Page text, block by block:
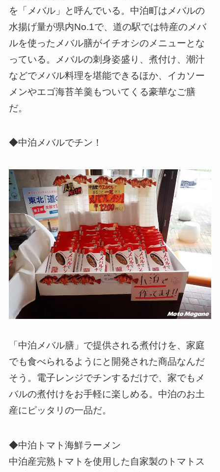
を「メバル」と呼んでいる。中泊町はメバルの
水揚げ量が県内No.1で、道の駅では特産のメバ
ルを使ったメバル膳がイチオシのメニューとな
っている。メバルの刺身姿盛り、煮付け、潮汁
などでメバル料理を堪能できるほか、イカソー
メンやエゴ海苔羊羹もついてくる豪華なご膳
だ。
◆中泊メバルでチン！
「中泊メバル膳」で提供される煮付けを、家庭
でも食べられるようにと開発された商品なんだ
そう。電子レンジでチンするだけで、家でもメ
バルの煮付けをお手軽に楽しめる。中泊のお土
産にピッタリの一品だ。
◆中泊トマト海鮮ラーメン
中泊産完熟トマトを使用した自家製のトマトス